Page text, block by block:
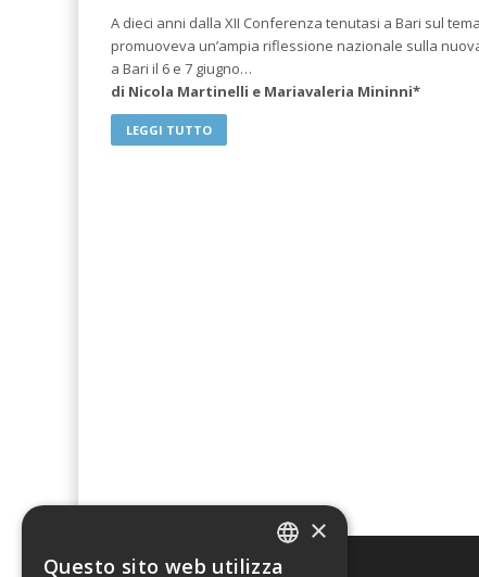
A dieci anni dalla XII Conferenza tenutasi a Bari sul
promuoveva un’ampia riflessione nazionale sulla
a Bari il 6 e 7 giugno…
di Nicola Martinelli e Mariavaleria Mininni*
LEGGI TUTTO
ITALIAN
×
Questo sito web utilizza